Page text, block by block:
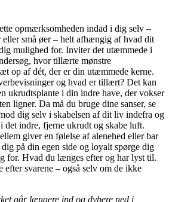
opmærksomheden indad i dig selv –
eller små øer – helt afhængig af hvad dit
mulighed for. Inviter det utæmmede i
hvor tillærte mønstre
op af dét, der er din utæmmede kerne.
og hvad er tillært? Det kan
ukrudtsplante i din indre have, der vokser
ligner. Da må du bruge dine sanser, se
dig selv i skabelsen af dit liv indefra og
det indre, fjerne ukrudt og skabe luft.
giver en følelse af alenehed eller bar
på din egen side og loyalt spørge dig
for. Hvad du længes efter og har lyst til.
svarene – også selv om de ikke
går længere ind og dybere ned i